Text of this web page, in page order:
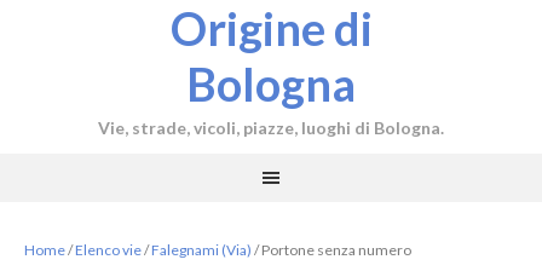
Origine di
Bologna
Vie, strade, vicoli, piazze, luoghi di Bologna.
Home/Elenco vie/Falegnami (Via) /Portone senza numero